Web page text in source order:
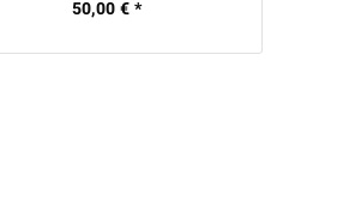
50,00 € *